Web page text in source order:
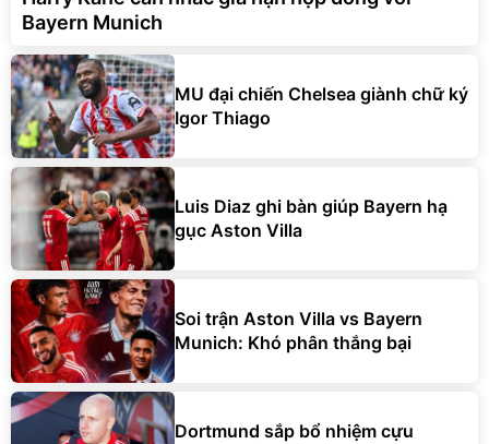
Bayern Munich
MU đại chiến Chelsea giành chữ ký
Igor Thiago
Luis Diaz ghi bàn giúp Bayern hạ
gục Aston Villa
Soi trận Aston Villa vs Bayern
Munich: Khó phân thắng bại
Dortmund sắp bổ nhiệm cựu